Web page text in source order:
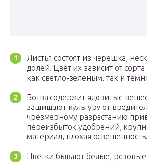
Листья состоят из черешка,
долей. Цвет их зависит от
как светло-зеленым, так и
Ботва содержит ядовитые
защищают культуру от
чрезмерному разрастанию
переизбыток удобрений,
материал, плохая освещенность.
Цветки бывают белые,